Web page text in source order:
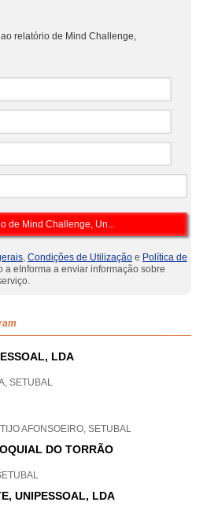
relatório de Mind Challenge,
, Condições de Utilização e Política de
a eInforma a enviar informação sobre
LDA
SETUBAL
AFONSOEIRO, SETUBAL
DO TORRÃO
UNIPESSOAL, LDA